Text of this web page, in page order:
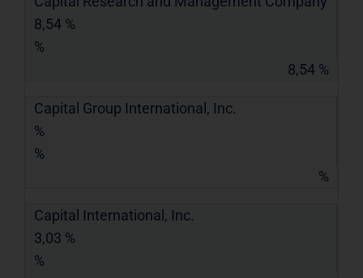
8,54 %
%
8,54 %
Capital Group International, Inc.
%
%
%
Capital International, Inc.
3,03 %
%